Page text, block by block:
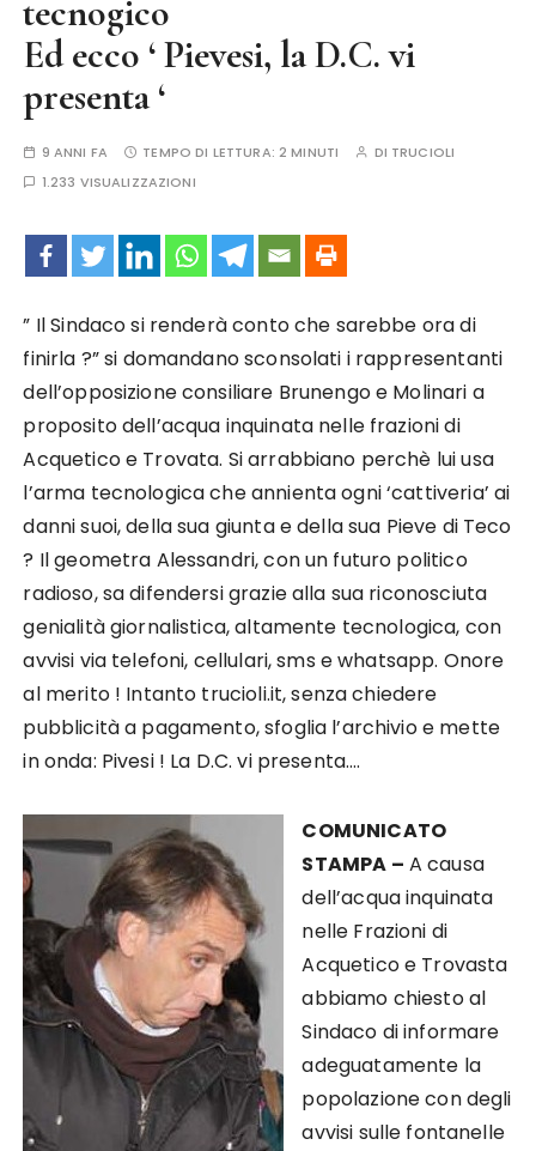
tecnogico
Ed ecco ‘ Pievesi, la D.C. vi
presenta ‘
9 ANNI FA TEMPO DI LETTURA:2 MINUTI DI TRUCIOLI
1.233 VISUALIZZAZIONI
” Il Sindaco si renderà conto che sarebbe ora di
finirla ?” si domandano sconsolati i rappresentanti
dell’opposizione consiliare Brunengo e Molinari a
proposito dell’acqua inquinata nelle frazioni di
Acquetico e Trovata. Si arrabbiano perchè lui usa
l’arma tecnologica che annienta ogni ‘cattiveria’ ai
danni suoi, della sua giunta e della sua Pieve di Teco
? Il geometra Alessandri, con un futuro politico
radioso, sa difendersi grazie alla sua riconosciuta
genialità giornalistica, altamente tecnologica, con
avvisi via telefoni, cellulari, sms e whatsapp. Onore
al merito ! Intanto trucioli.it, senza chiedere
pubblicità a pagamento, sfoglia l’archivio e mette
in onda: Pivesi ! La D.C. vi presenta….
COMUNICATO
STAMPA – A causa
dell’acqua inquinata
nelle Frazioni di
Acquetico e Trovasta
abbiamo chiesto al
Sindaco di informare
adeguatamente la
popolazione con degli
avvisi sulle fontanelle